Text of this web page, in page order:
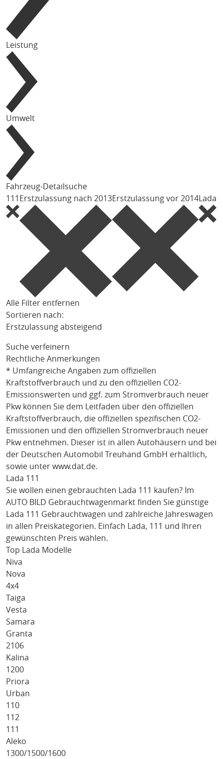
Leistung
Umwelt
Fahrzeug-Detailsuche
111 Erstzulassung nach 2013Erstzulassung vor 2014Lada
Alle Filter entfernen
Sortieren nach:
Erstzulassung absteigend
Suche verfeinern
Rechtliche Anmerkungen
* Umfangreiche Angaben zum offiziellen
Kraftstoffverbrauch und zu den offiziellen CO2-
Emissionswerten und ggf. zum Stromverbrauch neuer
Pkw können Sie dem Leitfaden über den offiziellen
Kraftstoffverbrauch, die offiziellen spezifischen CO2-
Emissionen und den offiziellen Stromverbrauch neuer
Pkw entnehmen. Dieser ist in allen Autohäusern und bei
der Deutschen Automobil Treuhand GmbH erhältlich,
sowie unter www.dat.de.
Lada 111
Sie wollen einen gebrauchten Lada 111 kaufen? Im
AUTO BILD Gebrauchtwagenmarkt finden Sie günstige
Lada 111 Gebrauchtwagen und zahlreiche Jahreswagen
in allen Preiskategorien. Einfach Lada, 111 und Ihren
gewünschten Preis wählen.
Top Lada Modelle
Niva
Nova
4x4
Taiga
Vesta
Samara
Granta
2106
Kalina
1200
Priora
Urban
110
112
111
Aleko
1300/1500/1600